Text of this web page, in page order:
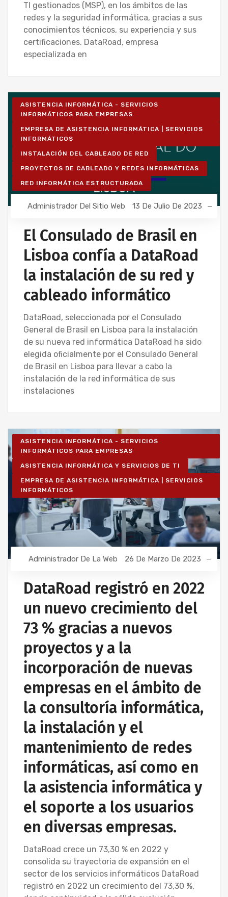
TI gestionados (MSP), en los ámbitos de las
redes y la seguridad informática, gracias a sus
conocimientos técnicos, su experiencia y sus
certificaciones. DataRoad, empresa
especializada en
ASISTENCIA INFORMÁTICA - SERVICIOS
INFORMÁTICOS PARA EMPRESAS
EMPRESA DE ASISTENCIA INFORMÁTICA | SERVICIOS
INFORMÁTICOS
INSTALACIÓN DEL CABLEADO DE RED
PROYECTOS DE CABLEADO Y REDES INFORMÁTICAS
RED INFORMÁTICA ESTRUCTURADA
Administrador Del Sitio Web 13 De Julio De 2023
El Consulado de Brasil en
Lisboa confía a DataRoad
la instalación de su red y
cableado informático
DataRoad, seleccionada por el Consulado
General de Brasil en Lisboa para la instalación
de su nueva red informática DataRoad ha sido
elegida oficialmente por el Consulado General
de Brasil en Lisboa para llevar a cabo la
instalación de la red informática de sus
instalaciones
ASISTENCIA INFORMÁTICA - SERVICIOS
INFORMÁTICOS PARA EMPRESAS
ASISTENCIA INFORMÁTICA Y SERVICIOS DE TI
EMPRESA DE ASISTENCIA INFORMÁTICA | SERVICIOS
INFORMÁTICOS
Administrador De La Web 26 De Marzo De 2023
DataRoad registró en 2022
un nuevo crecimiento del
73 % gracias a nuevos
proyectos y a la
incorporación de nuevas
empresas en el ámbito de
la consultoría informática,
la instalación y el
mantenimiento de redes
informáticas, así como en
la asistencia informática y
el soporte a los usuarios
en diversas empresas.
DataRoad crece un 73,30 % en 2022 y
consolida su trayectoria de expansión en el
sector de los servicios informáticos DataRoad
registró en 2022 un crecimiento del 73,30 %,